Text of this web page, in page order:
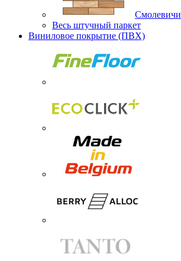
Смолевичи
Весь штучный паркет
Виниловое покрытие (ПВХ)